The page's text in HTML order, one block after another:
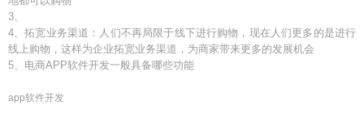
3、
4、拓宽业务渠道：人们不再局限于线下进行购物，现在人们更多的是进行
线上购物，这样为企业拓宽业务渠道，为商家带来更多的发展机会
5、电商APP软件开发一般具备哪些功能
app软件开发